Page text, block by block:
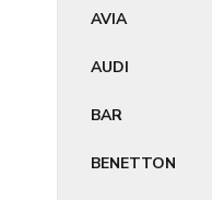
AVIA
AUDI
BAR
BENETTON